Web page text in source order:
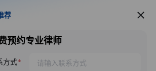
服务推荐
荐
预约专业律师
方式